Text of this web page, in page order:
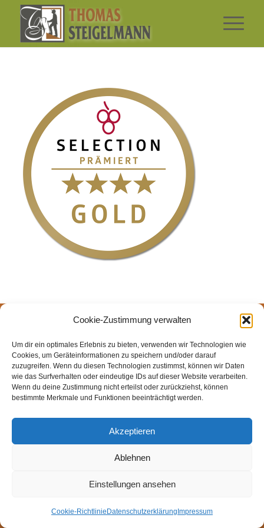
Cookie-Zustimmung verwalten
Um dir ein optimales Erlebnis zu bieten, verwenden wir Technologien wie
Cookies, um Geräteinformationen zu speichern und/oder darauf
zuzugreifen. Wenn du diesen Technologien zustimmst, können wir Daten
wie das Surfverhalten oder eindeutige IDs auf dieser Website verarbeiten.
Wenn du deine Zustimmung nicht erteilst oder zurückziehst, können
bestimmte Merkmale und Funktionen beeinträchtigt werden.
Akzeptieren
Ablehnen
Einstellungen ansehen
Cookie-Richtlinie Datenschutzerklärung Impressum
© Weingut Thomas Steigelmann
TAGEBUCH KONTAKT Impressum Datenschutz
Cookie-Richtlinie (EU)